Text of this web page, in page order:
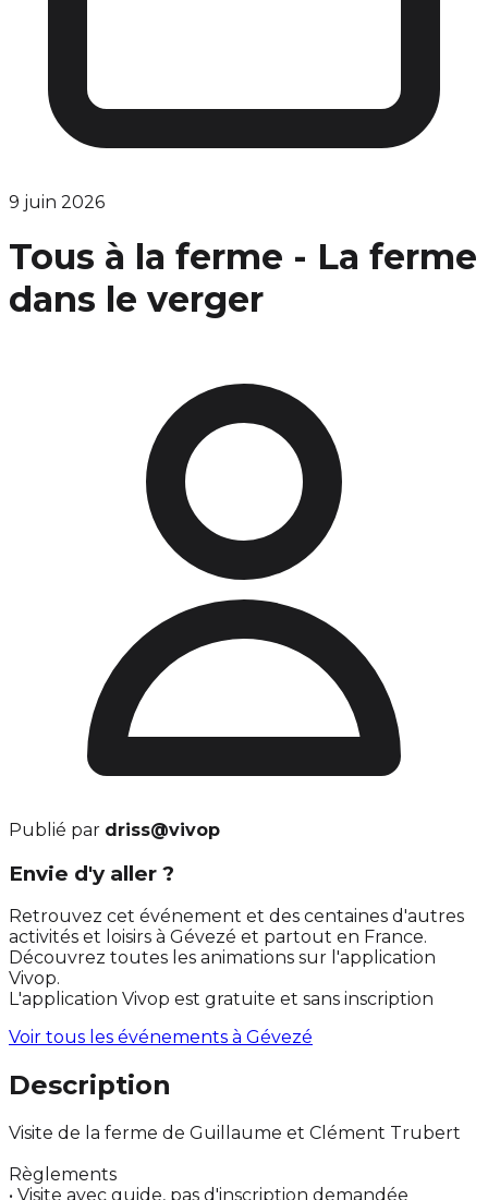
9 juin 2026
Tous à la ferme - La ferme
dans le verger
Publié par driss@vivop
Envie d'y aller ?
Retrouvez cet événement et des centaines d'autres
activités et loisirs à Gévezé et partout en France.
Découvrez toutes les animations sur l'application
Vivop.
L'application Vivop est gratuite et sans inscription
Voir tous les événements à Gévezé
Description
Visite de la ferme de Guillaume et Clément Trubert
Règlements
• Visite avec guide, pas d'inscription demandée